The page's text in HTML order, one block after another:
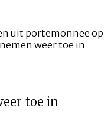
toe in